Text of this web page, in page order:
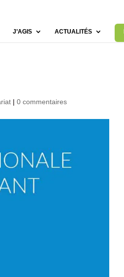
J’AGIS ACTUALITÉS
|0 commentaires